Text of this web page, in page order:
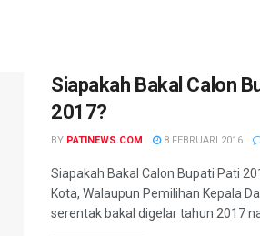
Siapakah Bakal Calon
2017?
BY PATINEWS.COM 8 FEBRUARI 2016
Siapakah Bakal Calon Bupati Pati
Kota, Walaupun Pemilihan Kepala
serentak bakal digelar tahun 2017